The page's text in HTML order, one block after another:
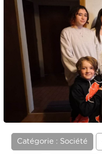
Catégorie : Société